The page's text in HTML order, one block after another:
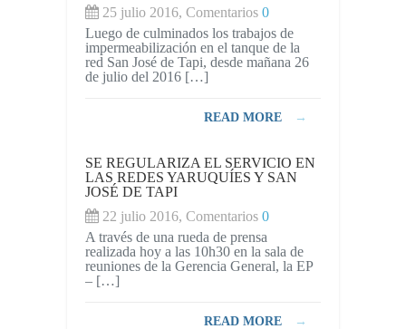
25 julio 2016, Comentarios 0
Luego de culminados los trabajos de
impermeabilización en el tanque de la
red San José de Tapi, desde mañana 26
de julio del 2016 […]
READ MORE →
SE REGULARIZA EL SERVICIO EN
LAS REDES YARUQUÍES Y SAN
JOSÉ DE TAPI
22 julio 2016, Comentarios 0
A través de una rueda de prensa
realizada hoy a las 10h30 en la sala de
reuniones de la Gerencia General, la EP
– […]
READ MORE →